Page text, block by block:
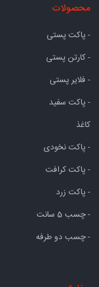
محصولات
- پاکت پستی
- کارتن پستی
- فلایر پستی
- پاکت سفید
کاغذ
- پاکت نخودی
- پاکت کرافت
- پاکت زرد
- چسب 5 سانت
- چسب دو طرفه